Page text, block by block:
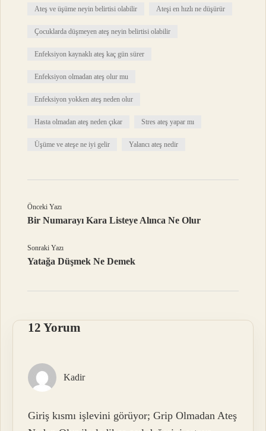
Ateş ve üşüme neyin belirtisi olabilir Ateşi en hızlı ne düşürür
Çocuklarda düşmeyen ateş neyin belirtisi olabilir
Enfeksiyon kaynaklı ateş kaç gün sürer
Enfeksiyon olmadan ateş olur mu
Enfeksiyon yokken ateş neden olur
Hasta olmadan ateş neden çıkar Stres ateş yapar mı
Üşüme ve ateşe ne iyi gelir Yalancı ateş nedir
Önceki Yazı
Bir Numarayı Kara Listeye Alınca Ne Olur
Sonraki Yazı
Yatağa Düşmek Ne Demek
12 Yorum
Kadir
Giriş kısmı işlevini görüyor; Grip Olmadan Ateş